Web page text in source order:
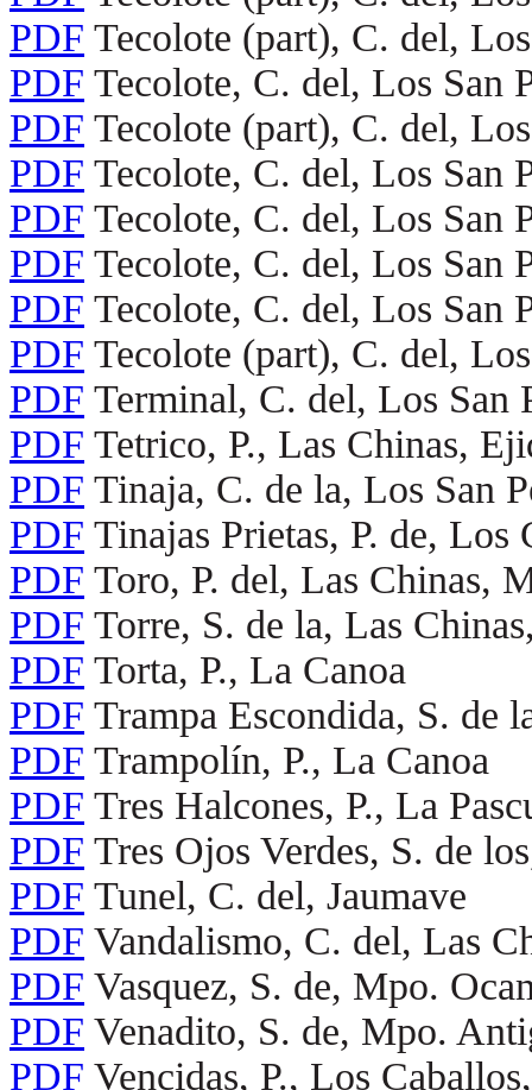
PDF Tecolote (part), C. del,
PDF Tecolote, C. del, Los San
PDF Tecolote (part), C. del,
PDF Tecolote, C. del, Los San
PDF Tecolote, C. del, Los San
PDF Tecolote, C. del, Los San
PDF Tecolote, C. del, Los San
PDF Tecolote (part), C. del,
PDF Terminal, C. del, Los San
PDF Tetrico, P., Las Chinas,
PDF Tinaja, C. de la, Los San
PDF Tinajas Prietas, P. de, Los
PDF Toro, P. del, Las Chinas,
PDF Torre, S. de la, Las
PDF Torta, P., La Canoa
PDF Trampa Escondida, S. de
PDF Trampolín, P., La Canoa
PDF Tres Halcones, P., La
PDF Tres Ojos Verdes, S. de
PDF Tunel, C. del, Jaumave
PDF Vandalismo, C. del, Las
PDF Vasquez, S. de, Mpo.
PDF Venadito, S. de, Mpo.
PDF Vencidas, P., Los